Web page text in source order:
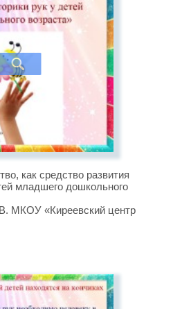
как средство развития
младшего дошкольного
МКОУ «Киреевский центр